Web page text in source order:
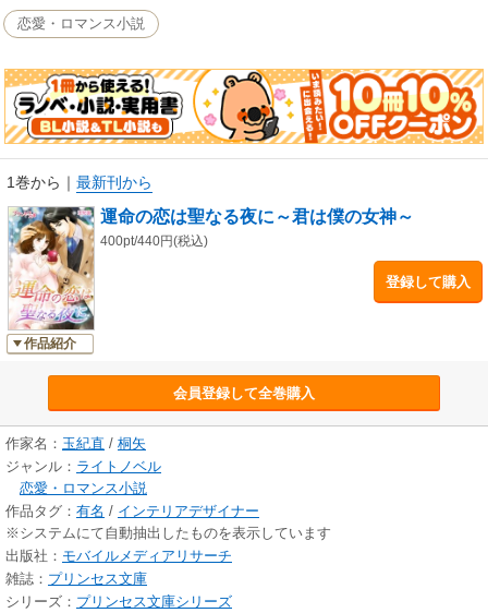
拓真だったのだ。恋に仕事に揺れる25歳、二つのチャンスを掴んだOL舞の
シンデレラ・ストーリー!!
恋愛・ロマンス小説
1巻から ｜ 最新刊から
作品紹介
運命の恋は聖なる夜に～君は僕の女神～
400pt/440円(税込)
登録して購入
会員登録して全巻購入
作家名： 玉紀直 / 桐矢
ジャンル： ライトノベル
恋愛・ロマンス小説
作品タグ： 有名 / インテリアデザイナー
※システムにて自動抽出したものを表示しています
出版社： モバイルメディアリサーチ
雑誌： プリンセス文庫
シリーズ： プリンセス文庫シリーズ